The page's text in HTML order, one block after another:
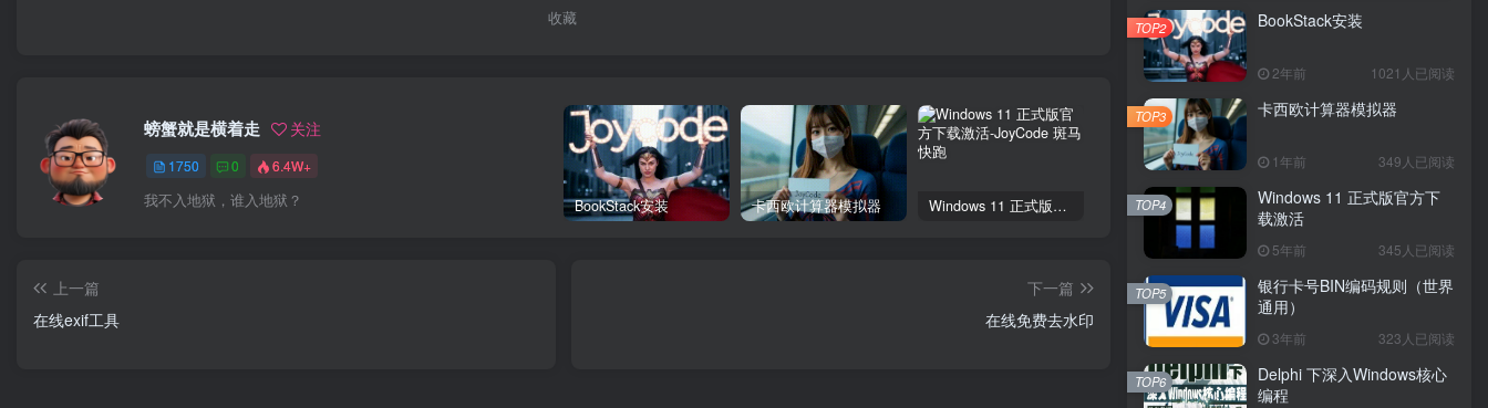
收藏
螃蟹就是横着走 关注
1750 0 6.4W+
我不入地狱，谁入地狱？ BookStack安装 卡西欧计算器模拟器 Windows 11 正式版官方下载激活 Delphi 下深入Windows核心编程
上一篇
在线exif工具
下一篇
在线免费去水印
BookStack安装
2年前 1021人已阅读
TOP2
卡西欧计算器模拟器
1年前 349人已阅读
TOP3
Windows 11 正式版官方下
载激活
5年前 345人已阅读
TOP4
银行卡号BIN编码规则（世界
通用）
3年前 323人已阅读
TOP5
Delphi 下深入Windows核心
编程
TOP6